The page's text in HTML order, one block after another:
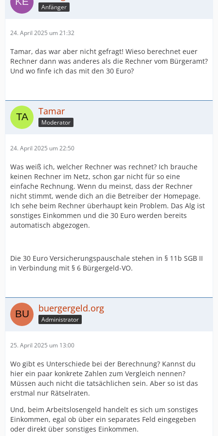
Anfänger
24. April 2025 um 21:32
Tamar, das war aber nicht gefragt! Wieso berechnet euer
Rechner dann was anderes als die Rechner vom Bürgeramt?
Und wo finfe ich das mit den 30 Euro?
Tamar
Moderator
24. April 2025 um 22:50
Was weiß ich, welcher Rechner was rechnet? Ich brauche
keinen Rechner im Netz, schon gar nicht für so eine
einfache Rechnung. Wenn du meinst, dass der Rechner
nicht stimmt, wende dich an die Betreiber der Homepage.
Ich sehe beim Rechner überhaupt kein Problem. Das Alg ist
sonstiges Einkommen und die 30 Euro werden bereits
automatisch abgezogen.
Die 30 Euro Versicherungspauschale stehen in § 11b SGB II
in Verbindung mit § 6 Bürgergeld-VO.
buergergeld.org
Administrator
25. April 2025 um 13:00
Wo gibt es Unterschiede bei der Berechnung? Kannst du
hier ein paar konkrete Zahlen zum Vergleich nennen?
Müssen auch nicht die tatsächlichen sein. Aber so ist das
erstmal nur Rätselraten.
Und, beim Arbeitslosengeld handelt es sich um sonstiges
Einkommen, egal ob über ein separates Feld eingegeben
oder direkt über sonstiges Einkommen.